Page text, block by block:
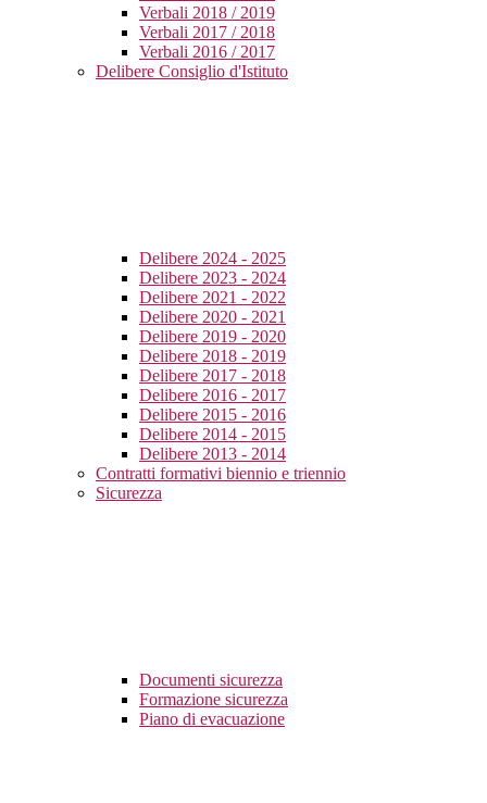
Verbali 2018 / 2019
Verbali 2017 / 2018
Verbali 2016 / 2017
Delibere Consiglio d'Istituto
Delibere 2024 - 2025
Delibere 2023 - 2024
Delibere 2021 - 2022
Delibere 2020 - 2021
Delibere 2019 - 2020
Delibere 2018 - 2019
Delibere 2017 - 2018
Delibere 2016 - 2017
Delibere 2015 - 2016
Delibere 2014 - 2015
Delibere 2013 - 2014
Contratti formativi biennio e triennio
Sicurezza
Documenti sicurezza
Formazione sicurezza
Piano di evacuazione